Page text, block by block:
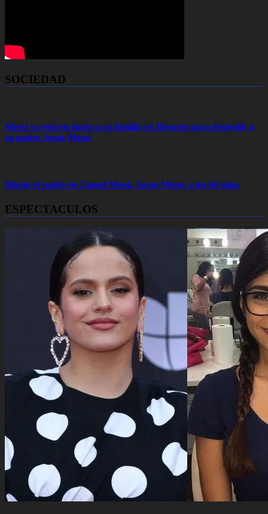
SOCIEDAD
Messi ya está en junto a su familia en Rosario para despedir a
su padre Jorge Messi
Murió el padre de Lionel Messi, Jorge Messi, a los 68 años
ESPECTACULOS